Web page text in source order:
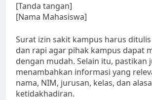
[Tanda tangan]
[Nama Mahasiswa]
Surat izin sakit kampus harus
dan rapi agar pihak kampus dapat
dengan mudah. Selain itu, pastikan
menambahkan informasi yang
nama, NIM, jurusan, kelas, dan
ketidakhadiran.